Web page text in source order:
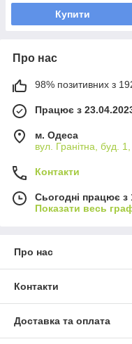
Купити
Про нас
98% позитивних з 192
Працює з
м. Одеса
вул. Гранітна, буд.
Контакти
Сьогодні працює з
Показати весь
Про нас
Контакти
Доставка та оплата